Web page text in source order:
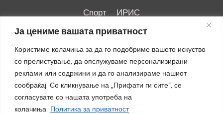
Ја цениме вашата приватност
Користиме колачиња за да го подобриме вашето искуство
со прелистување, да опслужуваме персонализирани
реклами или содржини и да го анализираме нашиот
сообраќај. Со кликнување на „Прифати ги сите“, се
согласувате со нашата употреба на
колачиња. Политика за приватност
Спорт
ИРИС
Импресум|Маркетинг